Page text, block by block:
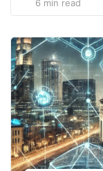
infrastruktur.
lingkungan
Sektor
6 min read